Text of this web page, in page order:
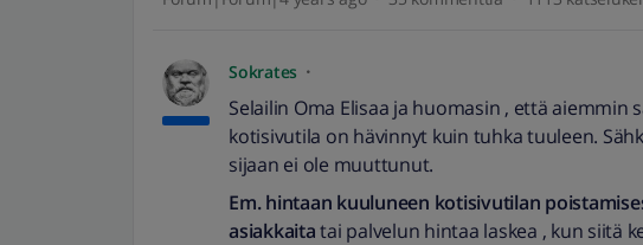
Sokrates
Selailin Oma Elisaa ja huomasin , että
kotisivutila on hävinnyt kuin tuhka tuuleen.
sijaan ei ole muuttunut.
Em. hintaan kuuluneen kotisivutilan
asiakkaitatai palvelun hintaa laskea , kun siitä